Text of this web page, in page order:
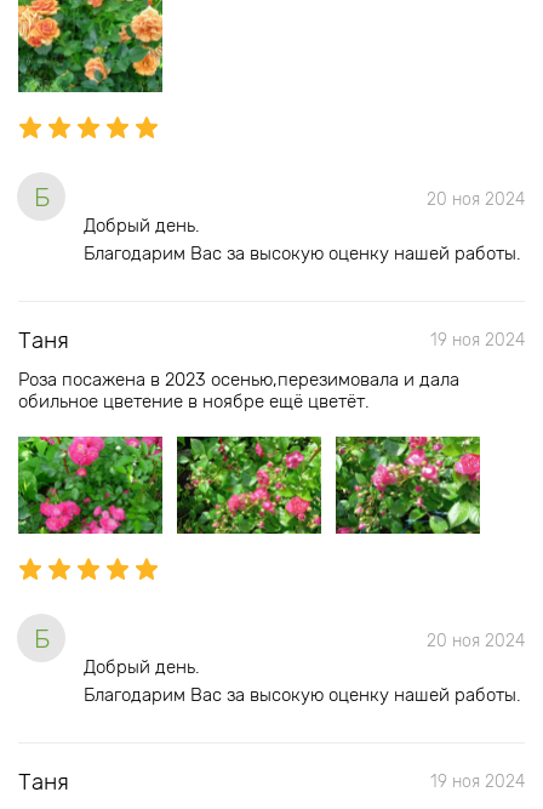
Б 20 ноя 2024
Добрый день.
Благодарим Вас за высокую оценку нашей работы.
Таня 19 ноя 2024
Роза посажена в 2023 осенью,перезимовала и дала
обильное цветение в ноябре ещё цветёт.
Б 20 ноя 2024
Добрый день.
Благодарим Вас за высокую оценку нашей работы.
Таня 19 ноя 2024